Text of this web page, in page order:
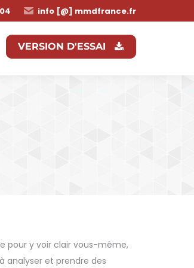
info [@] mmdfrance.fr
VERSION D'ESSAI
pour y voir clair vous-même,
analyser et prendre des